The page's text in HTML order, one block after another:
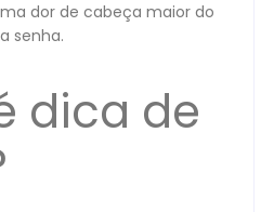
dor de cabeça maior do
senha.
dica de